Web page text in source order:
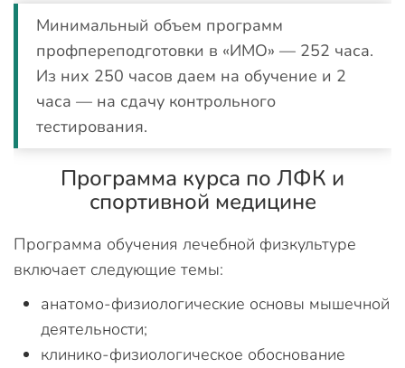
Минимальный объем программ
профпереподготовки в «ИМО» — 252 часа.
Из них 250 часов даем на обучение и 2
часа — на сдачу контрольного
тестирования.
Программа курса по ЛФК и
спортивной медицине
Программа обучения лечебной физкультуре
включает следующие темы:
анатомо-физиологические основы мышечной
деятельности;
клинико-физиологическое обоснование